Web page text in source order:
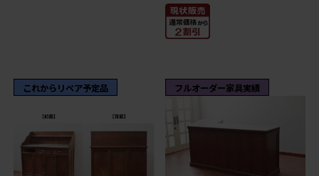
これからリペア予定品 フルオーダー家具実績